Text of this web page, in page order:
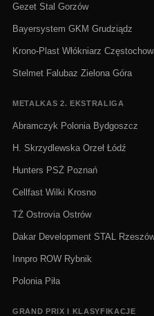
Gezet Stal Gorzów
Bayersystem GKM Grudziądz
Krono-Plast Włókniarz
Stelmet Falubaz Zielona Góra
METALKAS 2. EKSTRALIGA
Abramczyk Polonia Bydgoszcz
H. Skrzydlewska Orzeł Łódź
Hunters PSŻ Poznań
Cellfast Wilki Krosno
TŻ Ostrovia Ostrów
Dakar Development STAL
Innpro ROW Rybnik
Polonia Piła
GRAND PRIX I KLASYFIKACJE